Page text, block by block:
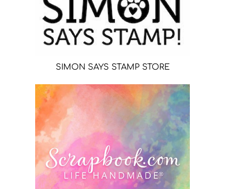
SIMON SAYS STAMP STORE